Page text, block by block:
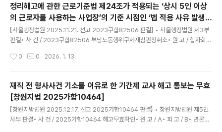
하라.2. 소송비용은 피고가 부담한다.3. 제1항은 가집행할 수 있다. 주문과 같다. 1.
기초사실 가. 당사자들의 지위피고는 종합 뉴스프로그램의 제..
정리해고에 관한 근로기준법 제24조가 적용되는 ‘상시 5인 이상
의 근로자를 사용하는 사업장’의 기준 시점인 ‘법 적용 사유 발생
일’은 정리해고의 필요성이 발생한 날 [서울행법 2023구합825
06]
【서울행정법원 2025.11.21. 선고 2023구합82506 판결】 • 서울행정법원 제3부
판결• 사 건 / 2023구합82506 부당노동행위구제재심판정취소• 원 고 / 합자회사
• 판결선고 / 2025.11.21. 1. 원고의 청구를 기각한다.2. 소송비용은 보조참가로 인
건에 관하여 한 재심판정을 취소한다. 1. 재심판정의 경위 가. 원고는 20**.*.**. 설
립되어 택시운송업을 영위하는 법인이고, 피고보조참가인(이하 ‘참가인’이라 한다..
0 0 2026. 1. 13.
재직 전 형사사건 기소를 이유로 한 기간제 교사 해고 통보는 무효
[창원지법 2025가합10464]
【창원지방법원 2025.12.17. 선고 2025가합10464 판결】 • 창원지방법원 제5민
사부 판결• 사 건 / 2025가합10464 해고무효확인• 원 고 / A• 피 고 / B• 변론종